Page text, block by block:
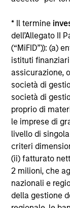
* Il termine
dell’Allegato II
(“MiFID”)): (a)
istituti
assicurazione,
società di
società di
proprio di
le imprese di
livello di
criteri
(ii) fatturato
2 milioni, che
nazionali e
della gestione
riguardare più
sono disponibili
sono disponibili
in cui tale
leggi o ai
Più alta è la
rendimento, ma
La categoria 1
rimanda al
gli investitori
rischio specifico
Il Morningstar
prodotti gestiti
variabili e
chiusi e conti
Gli exchange-
considerati
rating viene